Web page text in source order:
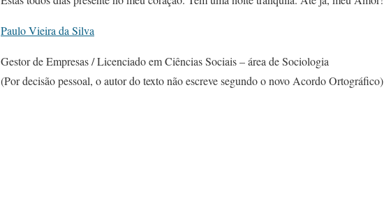
Paulo Vieira da Silva
Gestor de Empresas / Licenciado em Ciências Sociais – área de Sociologia
(Por decisão pessoal, o autor do texto não escreve segundo o novo Acordo Ortográfico)